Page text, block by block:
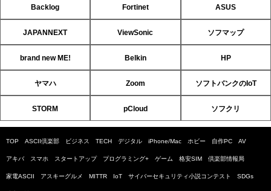
Backlog Fortinet ASUS
JAPANNEXT ViewSonic ソフマップ
brand new ME! Belkin HP
ヤマハ Zoom ソフトバンクのIoT
STORM pCloud ソフクリ
TOP ASCII倶楽部 ビジネス TECH デジタル iPhone/Mac ホビー 自作PC AV
アキバ スマホ スタートアップ プログラミング+ ゲーム 格安SIM 倶楽部情報局
家電ASCII アスキーグルメ MITTR IoT サイバーセキュリティ小説コンテスト SDGs